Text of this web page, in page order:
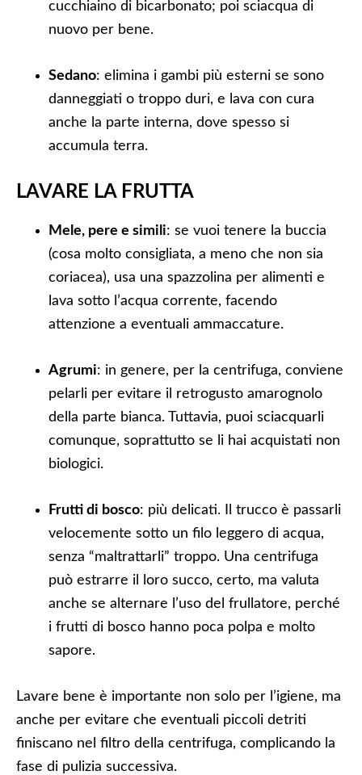
cucchiaino di bicarbonato; poi sciacqua di
nuovo per bene.
Sedano: elimina i gambi più esterni se sono
danneggiati o troppo duri, e lava con cura
anche la parte interna, dove spesso si
accumula terra.
LAVARE LA FRUTTA
Mele, pere e simili: se vuoi tenere la buccia
(cosa molto consigliata, a meno che non sia
coriacea), usa una spazzolina per alimenti e
lava sotto l’acqua corrente, facendo
attenzione a eventuali ammaccature.
Agrumi: in genere, per la centrifuga, conviene
pelarli per evitare il retrogusto amarognolo
della parte bianca. Tuttavia, puoi sciacquarli
comunque, soprattutto se li hai acquistati non
biologici.
Frutti di bosco: più delicati. Il trucco è passarli
velocemente sotto un filo leggero di acqua,
senza “maltrattarli” troppo. Una centrifuga
può estrarre il loro succo, certo, ma valuta
anche se alternare l’uso del frullatore, perché
i frutti di bosco hanno poca polpa e molto
sapore.
Lavare bene è importante non solo per l’igiene, ma
anche per evitare che eventuali piccoli detriti
finiscano nel filtro della centrifuga, complicando la
fase di pulizia successiva.